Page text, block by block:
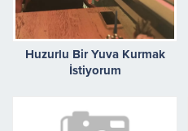
Huzurlu Bir Yuva Kurmak
İstiyorum